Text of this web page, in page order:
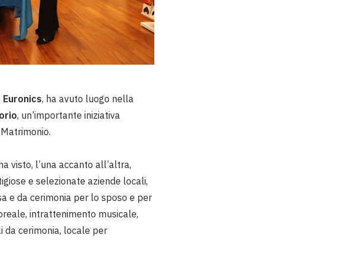
Euronics, ha avuto luogo nella
, un’importante iniziativa
visto, l’una accanto all’altra,
e selezionate aziende locali,
e da cerimonia per lo sposo e per
intrattenimento musicale,
da cerimonia, locale per